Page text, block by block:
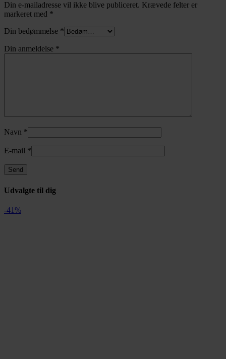
Din e-mailadresse vil ikke blive publiceret. Krævede felter er
markeret med *
Din bedømmelse *
Din anmeldelse *
Navn *
E-mail *
Udvalgte til dig
-41%